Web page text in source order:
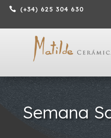
 (+34) 625 304 630
Semana